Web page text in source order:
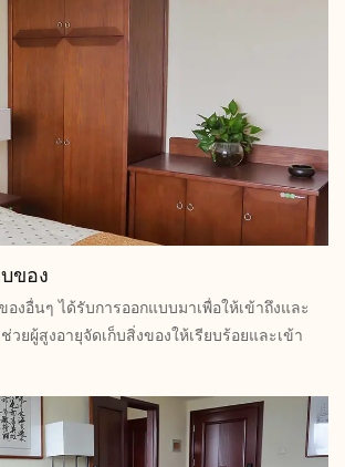
ของ
องอื่นๆ ได้รับการออกแบบมาเพื่อให้เข้าถึงและ
วยผู้สูงอายุจัดเก็บสิ่งของให้เรียบร้อยและเข้า